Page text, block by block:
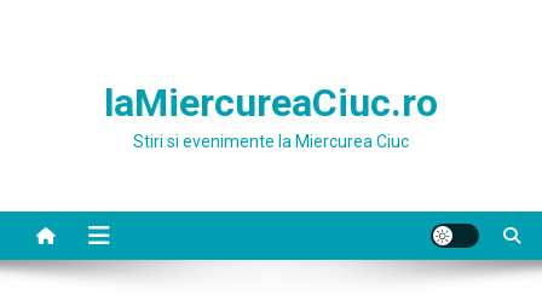
laMiercureaCiuc.ro
Stiri si evenimente la Miercurea Ciuc